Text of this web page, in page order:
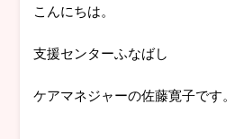
こんにちは。
支援センターふなばし
ケアマネジャーの佐藤寛子です。